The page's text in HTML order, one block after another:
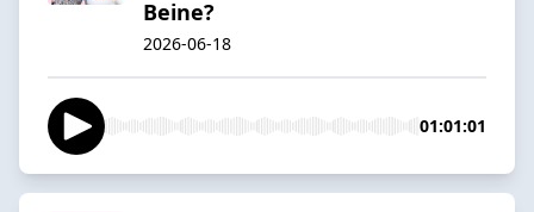
Beine?
2026-06-18
01:01:01